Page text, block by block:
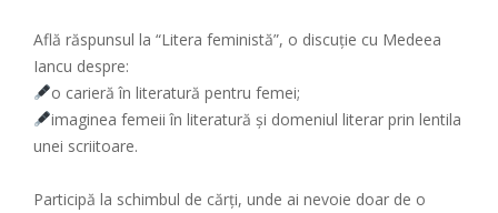
Află răspunsul la “Litera feministă”, o discuție cu Medeea
Iancu despre:
o carieră în literatură pentru femei;
imaginea femeii în literatură și domeniul literar prin lentila
unei scriitoare.
Participă la schimbul de cărți, unde ai nevoie doar de o